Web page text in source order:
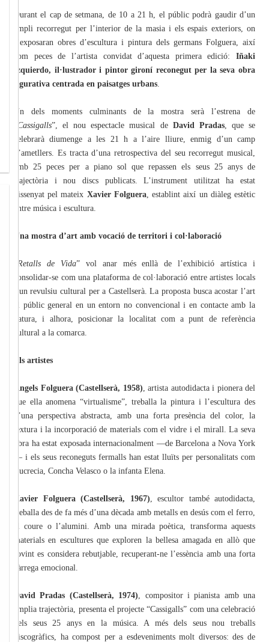
Durant el cap de setmana, de 10 a 21 h, el públic podrà gaudir d’un
ampli recorregut per l’interior de la masia i els espais exteriors, on
s’exposaran obres d’escultura i pintura dels germans Folguera, així
com peces de l’artista convidat d’aquesta primera edició: Iñaki
Izquierdo, il·lustrador i pintor gironí reconegut per la seva obra
figurativa centrada en paisatges urbans
Un dels moments culminants de la mostra serà l’estrena de
Cassigalls”, el nou espectacle musical de David Pradas, que se
celebrarà diumenge a les 21 h a l’aire lliure, enmig d’un camp
d’ametllers. Es tracta d’una retrospectiva del seu recorregut musical,
amb 25 peces per a piano sol que repassen els seus 25 anys de
trajectòria i nou discs publicats. L’instrument utilitzat ha estat
dissenyat pel mateix Xavier Folguera, establint així un diàleg estètic
entre música i escultura.
Una mostra d’art amb vocació de territori i col·laboració
Retalls de Vida” vol anar més enllà de l’exhibició artística i
consolidar-se com una plataforma de col·laboració entre artistes locals
i un revulsiu cultural per a Castellserà. La proposta busca acostar l’art
al públic general en un entorn no convencional i en contacte amb la
natura, i alhora, posicionar la localitat com a punt de referència
cultural a la comarca.
Els artistes
Àngels Folguera (Castellserà, 1958) , artista autodidacta i pionera del
que ella anomena “virtualisme”, treballa la pintura i l’escultura des
d’una perspectiva abstracta, amb una forta presència del color, la
textura i la incorporació de materials com el vidre i el mirall. La seva
obra ha estat exposada internacionalment —de Barcelona a Nova York
— i els seus reconeguts fermalls han estat lluïts per personalitats com
Lucrecia, Concha Velasco o la infanta Elena.
Xavier Folguera (Castellserà, 1967) , escultor també autodidacta,
treballa des de fa més d’una dècada amb metalls en desús com el ferro,
el coure o l’alumini. Amb una mirada poètica, transforma aquests
materials en escultures que exploren la bellesa amagada en allò que
sovint es considera rebutjable, recuperant-ne l’essència amb una forta
càrrega emocional.
David Pradas (Castellserà, 1974) , compositor i pianista amb una
àmplia trajectòria, presenta el projecte “Cassigalls” com una celebració
dels seus 25 anys en la música. A més dels seus nou treballs
discogràfics, ha compost per a esdeveniments molt diversos: des de